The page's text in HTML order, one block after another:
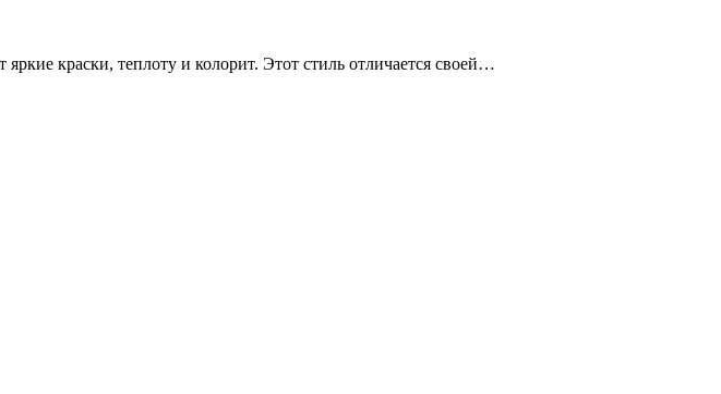
краски, теплоту и колорит. Этот стиль отличается своей…